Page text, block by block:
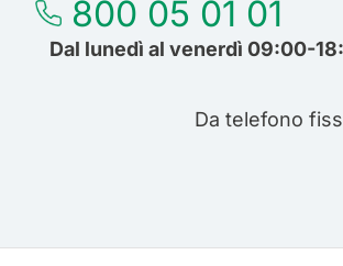
800 05 01 01
Dal lunedì al venerdì 09:00-
Da telefono